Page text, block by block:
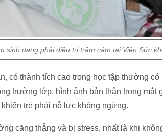
sinh đang phải điều trị trầm cảm tại Viện Sức
có thành tích cao trong học tập thường
trường lớp, hình ảnh bản thân trong mắt
trẻ phải nỗ lực không ngừng.
căng thẳng và bị stress, nhất là khi